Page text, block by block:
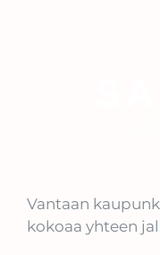
Vantaan
kokoaa yhteen